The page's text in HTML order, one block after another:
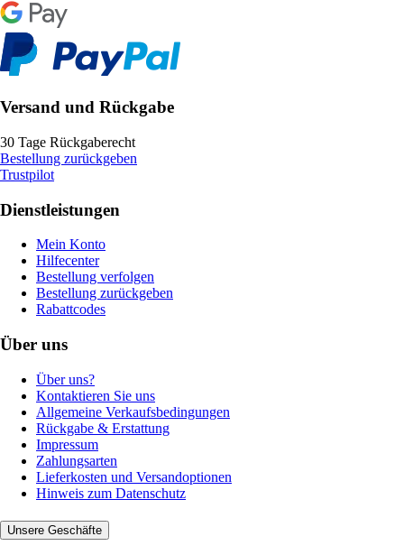
Versand und Rückgabe
30 Tage Rückgaberecht
Bestellung zurückgeben
Trustpilot
Dienstleistungen
Mein Konto
Hilfecenter
Bestellung verfolgen
Bestellung zurückgeben
Rabattcodes
Über uns
Über uns?
Kontaktieren Sie uns
Allgemeine Verkaufsbedingungen
Rückgabe & Erstattung
Impressum
Zahlungsarten
Lieferkosten und Versandoptionen
Hinweis zum Datenschutz
Unsere Geschäfte